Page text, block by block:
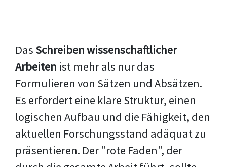
Das Schreiben wissenschaftlicher
Arbeiten ist mehr als nur das
Formulieren von Sätzen und Absätzen.
Es erfordert eine klare Struktur, einen
logischen Aufbau und die Fähigkeit, den
aktuellen Forschungsstand adäquat zu
präsentieren. Der "rote Faden", der